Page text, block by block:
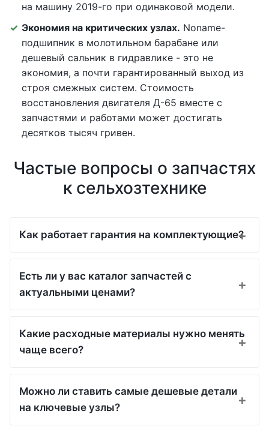
на машину 2019-го при одинаковой модели.
Экономия на критических узлах. Noname-
подшипник в молотильном барабане или
дешевый сальник в гидравлике - это не
экономия, а почти гарантированный выход из
строя смежных систем. Стоимость
восстановления двигателя Д-65 вместе с
запчастями и работами может достигать
десятков тысяч гривен.
Частые вопросы о запчастях
к сельхозтехнике
Как работает гарантия на комплектующие?
Есть ли у вас каталог запчастей с
актуальными ценами?
Какие расходные материалы нужно менять
чаще всего?
Можно ли ставить самые дешевые детали
на ключевые узлы?